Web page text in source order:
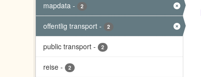
mapdata - 2
offentlig transport - 2
public transport - 2
reise - 2